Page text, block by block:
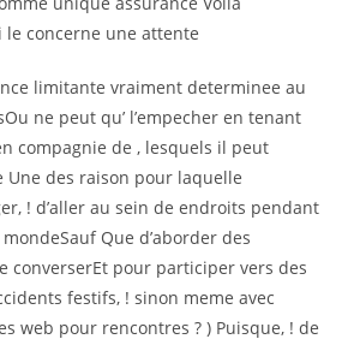
concerne une attente
limitante vraiment determinee au
ne peut qu’ l’empecher en tenant
compagnie de , lesquels il peut
Une des raison pour laquelle
! d’aller au sein de endroits pendant
Que d’aborder des
converserEt pour participer vers des
festifs, ! sinon meme avec
web pour rencontres ? ) Puisque, ! de